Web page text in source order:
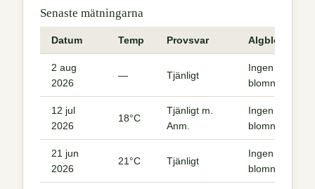
Senaste mätningarna
Datum Temp Provsvar Algblomning
2 aug
2026
— Tjänligt
Ingen
blomning
12 jul
2026
18°C
Tjänligt m.
Anm.
Ingen
blomning
21 jun
2026
21°C Tjänligt
Ingen
blomning